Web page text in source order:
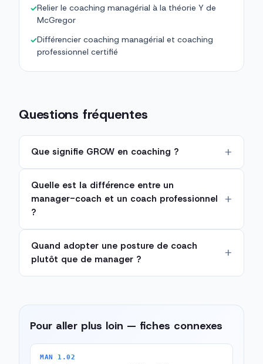
✓Relier le coaching managérial à la théorie Y de
McGregor
✓Différencier coaching managérial et coaching
professionnel certifié
Questions fréquentes
Que signifie GROW en coaching ?
Quelle est la différence entre un
manager-coach et un coach professionnel
?
Quand adopter une posture de coach
plutôt que de manager ?
Pour aller plus loin — fiches connexes
MAN 1.02